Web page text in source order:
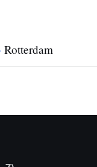
Rotterdam